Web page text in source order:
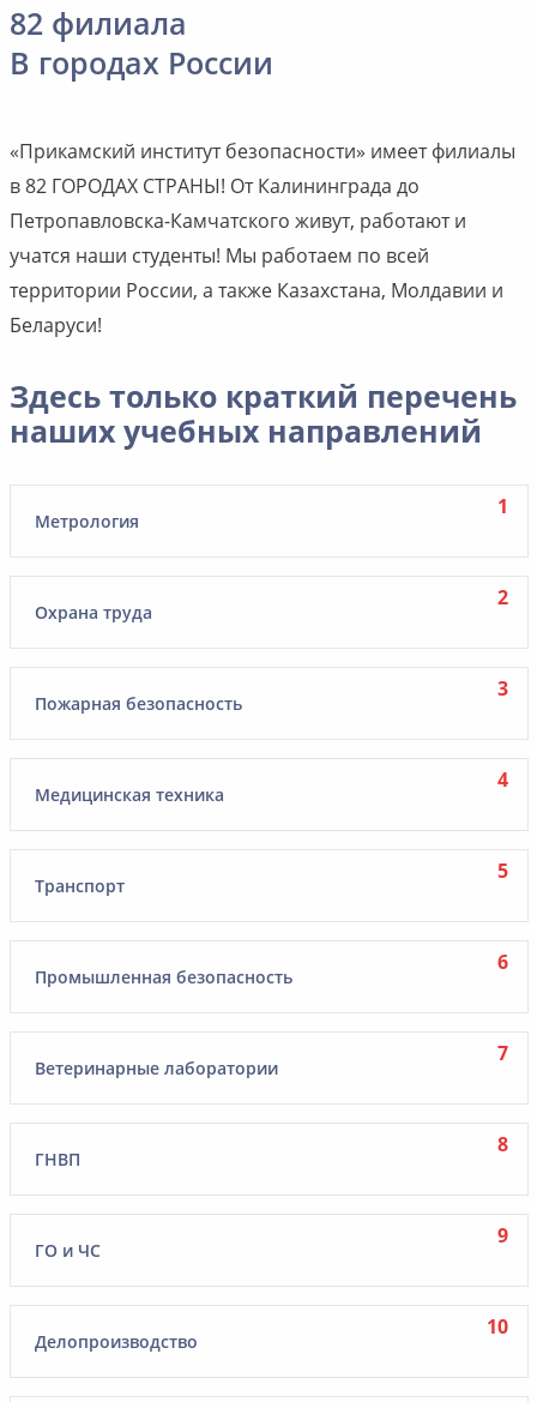
82 филиала
В городах России
«Прикамский институт безопасности» имеет филиалы
в 82 ГОРОДАХ СТРАНЫ! От Калининграда до
Петропавловска-Камчатского живут, работают и
учатся наши студенты! Мы работаем по всей
территории России, а также Казахстана, Молдавии и
Беларуси!
Здесь только краткий перечень
наших учебных направлений
Метрология
Охрана труда
Пожарная безопасность
Медицинская техника
Транспорт
Промышленная безопасность
Ветеринарные лаборатории
ГНВП
ГО и ЧС
Делопроизводство